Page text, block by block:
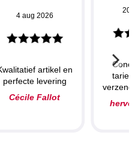
4 aug 2026
artikel en
perfecte levering
Cécile Fallot
20
herve